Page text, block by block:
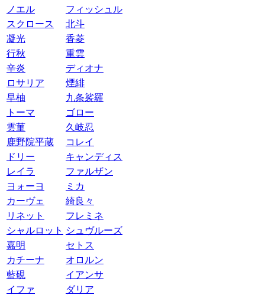
ノエル
フィッシュル
スクロース
北斗
凝光
香菱
行秋
重雲
辛炎
ディオナ
ロサリア
煙緋
早柚
九条裟羅
トーマ
ゴロー
雲菫
久岐忍
鹿野院平蔵
コレイ
ドリー
キャンディス
レイラ
ファルザン
ヨォーヨ
ミカ
カーヴェ
綺良々
リネット
フレミネ
シャルロット シュヴルーズ
嘉明
セトス
カチーナ
オロルン
藍硯
イアンサ
イファ
ダリア